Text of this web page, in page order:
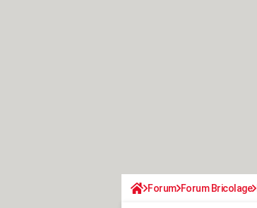
Forum Forum Bricolage